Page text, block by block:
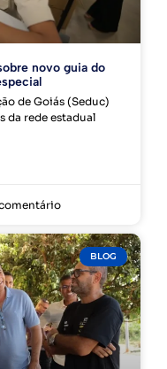
novo guia do
de Goiás (Seduc)
da rede estadual
BLOG